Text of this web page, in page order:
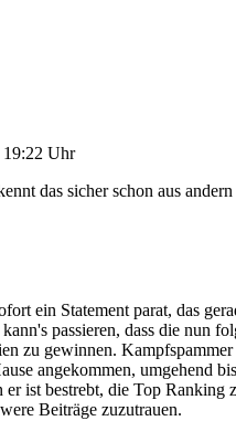
19:22 Uhr
das sicher schon aus
ein Statement parat, das
passieren, dass die nun
zu gewinnen.
angekommen, umgehend
ist bestrebt, die Top
Beiträge zuzutrauen.